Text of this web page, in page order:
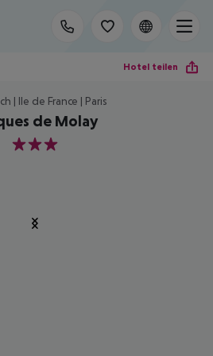
Hotel teilen
| Ile de France | Paris
de Molay
3